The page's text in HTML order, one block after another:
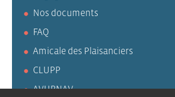
Nos documents
FAQ
Amicale des Plaisanciers
CLUPP
AVURNAV